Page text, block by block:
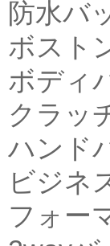
防水バ
ボスト
ボディ
クラッ
ハンド
ビジネ
フォー